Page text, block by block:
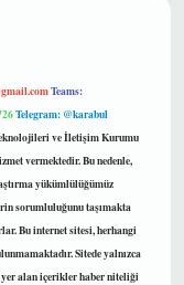
Teams:
Telegram: @karabul
ve İletişim Kurumu
vermektedir. Bu nedenle,
yükümlülüğümüz
sorumluluğunu taşımakta
Bu internet sitesi, herhangi
Sitede yalnızca
yer alan içerikler haber niteliği